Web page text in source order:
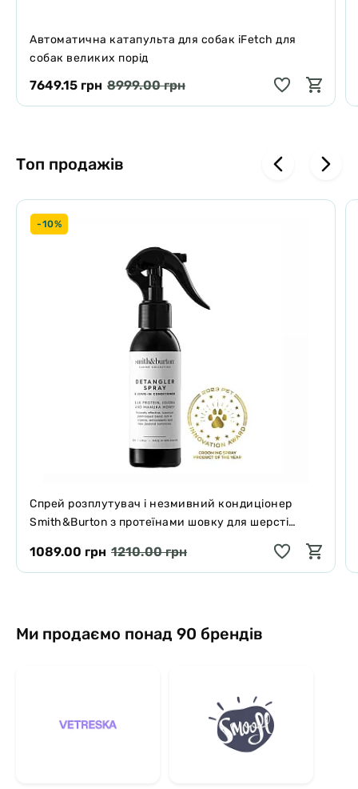
Автоматична катапульта для собак iFetch для
собак великих порід
7649.15 грн 8999.00 грн
Топ продажів
-10%
Спрей розплутувач і незмивний кондиціонер
Smith&Burton з протеїнами шовку для шерсті
1089.00 грн 1210.00 грн
Ми продаємо понад 90 брендів